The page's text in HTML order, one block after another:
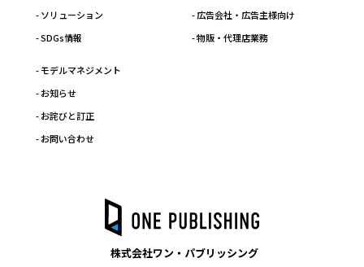
- ソリューション
- SDGs情報
- 広告会社・広告主様向け
- 物販・代理店業務
- モデルマネジメント
- お知らせ
- お詫びと訂正
- お問い合わせ
株式会社ワン・パブリッシング